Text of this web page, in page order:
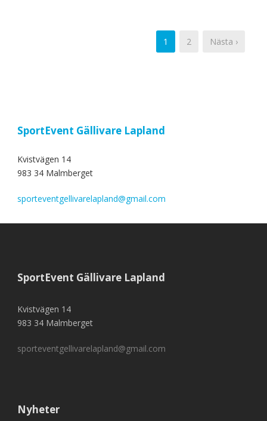
1 2 Nästa ›
SportEvent Gällivare Lapland
Kvistvägen 14
983 34 Malmberget
sporteventgellivarelapland@gmail.com
SportEvent Gällivare Lapland
Kvistvägen 14
983 34 Malmberget
sporteventgellivarelapland@gmail.com
Nyheter